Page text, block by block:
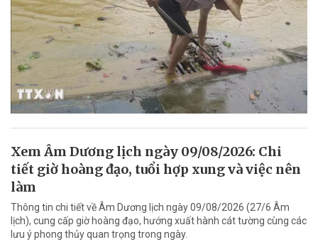
Xem Âm Dương lịch ngày 09/08/2026: Chi
tiết giờ hoàng đạo, tuổi hợp xung và việc nên
làm
Thông tin chi tiết về Âm Dương lịch ngày 09/08/2026 (27/6 Âm
lịch), cung cấp giờ hoàng đạo, hướng xuất hành cát tường cùng các
lưu ý phong thủy quan trọng trong ngày.